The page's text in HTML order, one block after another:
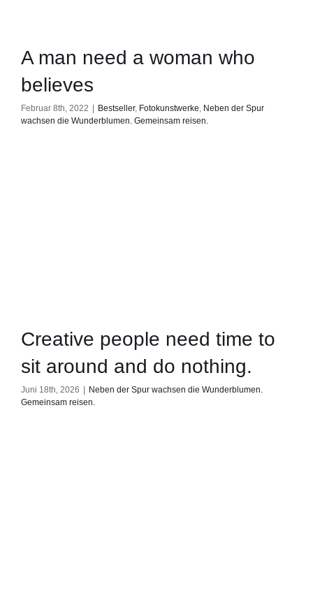
A man need a woman who
believes
Februar 8th, 2022 | Bestseller, Fotokunstwerke Neben der Spur
wachsen die Wunderblumen. Gemeinsam reisen.
Creative people need time to
sit around and do nothing.
Juni 18th, 2026 | Neben der Spur wachsen die Wunderblumen.
Gemeinsam reisen.